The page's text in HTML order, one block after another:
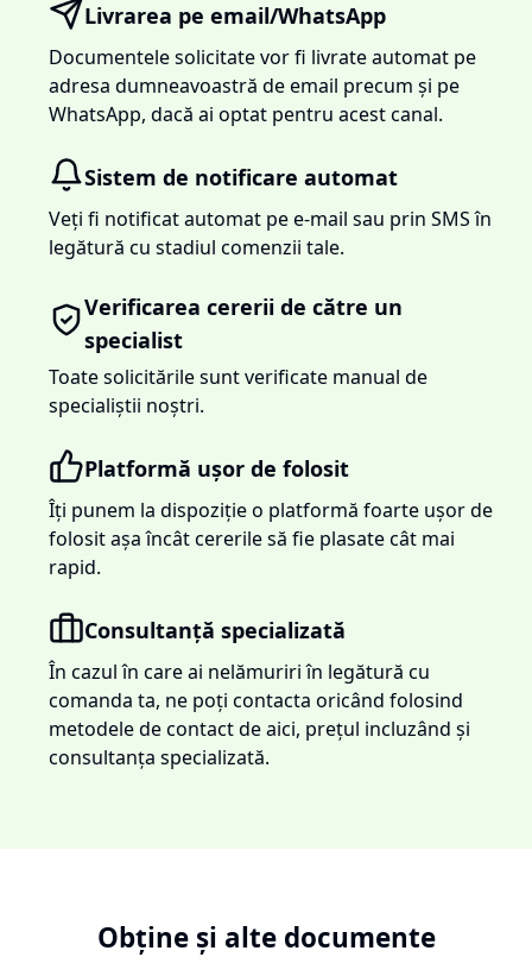
Livrarea pe email/WhatsApp
Documentele solicitate vor fi livrate automat pe
adresa dumneavoastră de email precum și pe
WhatsApp, dacă ai optat pentru acest canal.
Sistem de notificare automat
Veți fi notificat automat pe e-mail sau prin SMS în
legătură cu stadiul comenzii tale.
Verificarea cererii de către un
specialist
Toate solicitările sunt verificate manual de
specialiștii noștri.
Platformă ușor de folosit
Îți punem la dispoziție o platformă foarte ușor de
folosit așa încât cererile să fie plasate cât mai
rapid.
Consultanță specializată
În cazul în care ai nelămuriri în legătură cu
comanda ta, ne poți contacta oricând folosind
metodele de contact de aici, prețul incluzând și
consultanța specializată.
Obține și alte documente